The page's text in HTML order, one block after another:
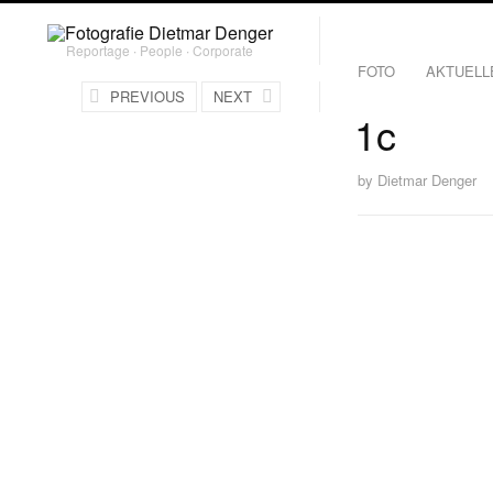
Reportage ∙ People ∙ Corporate
FOTO
1c
by Dietmar Denger
PREVIOUS NEXT